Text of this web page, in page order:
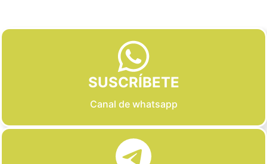
SUSCRÍBETE
Canal de whatsapp